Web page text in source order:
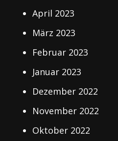
April 2023
März 2023
Februar 2023
Januar 2023
Dezember 2022
November 2022
Oktober 2022